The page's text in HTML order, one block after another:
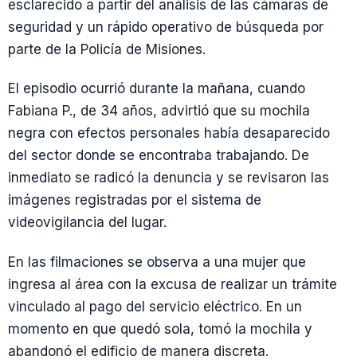
esclarecido a partir del análisis de las cámaras de
seguridad y un rápido operativo de búsqueda por
parte de la Policía de Misiones.
El episodio ocurrió durante la mañana, cuando
Fabiana P., de 34 años, advirtió que su mochila
negra con efectos personales había desaparecido
del sector donde se encontraba trabajando. De
inmediato se radicó la denuncia y se revisaron las
imágenes registradas por el sistema de
videovigilancia del lugar.
En las filmaciones se observa a una mujer que
ingresa al área con la excusa de realizar un trámite
vinculado al pago del servicio eléctrico. En un
momento en que quedó sola, tomó la mochila y
abandonó el edificio de manera discreta.